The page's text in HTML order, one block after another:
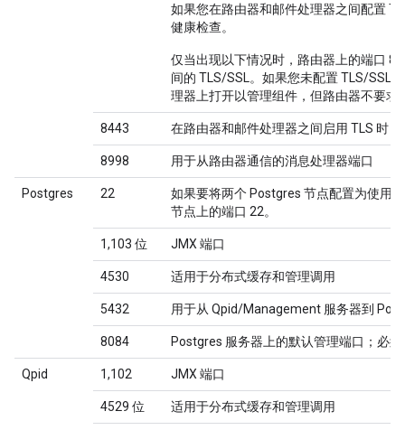
如果您在路由器和邮件处理器之间配置
健康检查。
仅当出现以下情况时，路由器上的端口
间的 TLS/SSL。如果您未配置 TLS/SSL
理器上打开以管理组件，但路由器不要求
8443 在路由器和邮件处理器之间启用 TLS 时
8998 用于从路由器通信的消息处理器端口
Postgres 22
如果要将两个 Postgres 节点配置为使用
节点上的端口 22。
1,103 位 JMX 端口
4530 适用于分布式缓存和管理调用
5432 用于从 Qpid/Management 服务器到
8084 Postgres 服务器上的默认管理端口；必
Qpid 1,102 JMX 端口
4529 位 适用于分布式缓存和管理调用